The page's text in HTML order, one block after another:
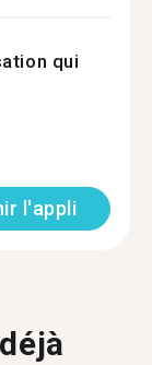
qui
l'appli